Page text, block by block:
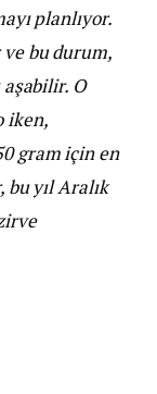
planlıyor.
bu durum,
aşabilir. O
iken,
gram için en
bu yıl Aralık